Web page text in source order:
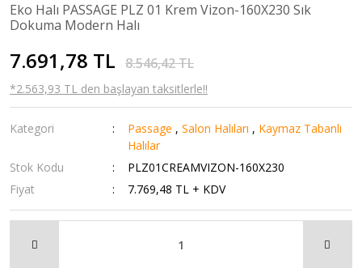
Eko Halı PASSAGE PLZ 01 Krem Vizon-160X230 Sık
Dokuma Modern Halı
7.691,78 TL 8.546,42 TL
*2.563,93 TL den başlayan taksitlerle!!
Kategori Passage ,Salon Halıları , Kaymaz Tabanlı
Halılar
Stok Kodu
PLZ01CREAMVIZON-160X230
Fiyat
7.769,48 TL + KDV